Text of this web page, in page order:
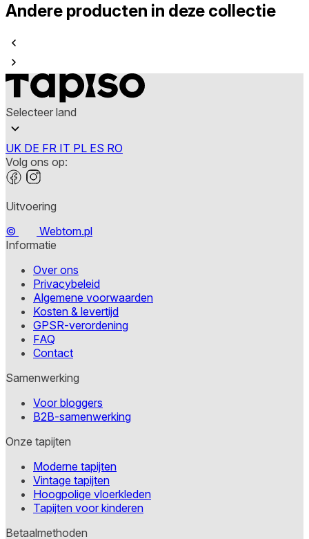
Andere producten in deze collectie
Selecteer land
UK DE FR IT PL ES RO
Volg ons op:
Uitvoering
©
Webtom.pl
Informatie
Over ons
Privacybeleid
Algemene voorwaarden
Kosten & levertijd
GPSR-verordening
FAQ
Contact
Samenwerking
Voor bloggers
B2B-samenwerking
Onze tapijten
Moderne tapijten
Vintage tapijten
Hoogpolige vloerkleden
Tapijten voor kinderen
Betaalmethoden